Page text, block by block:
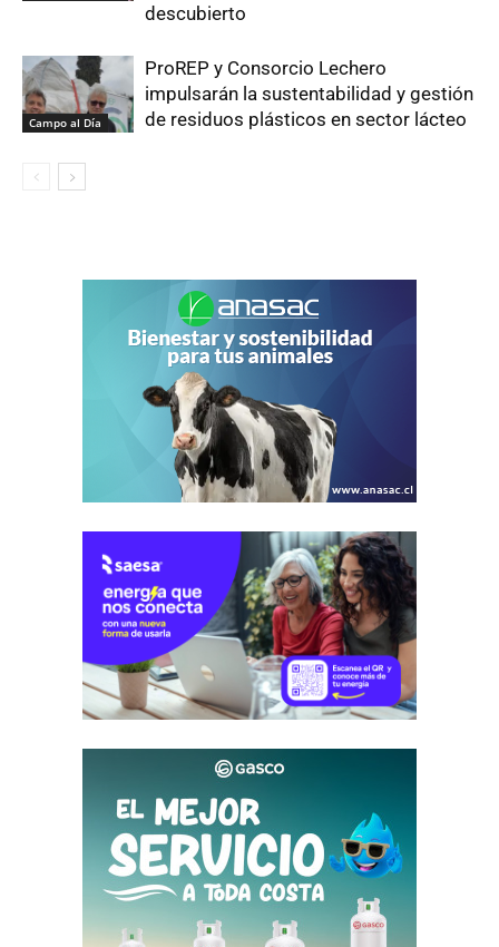
descubierto
Campo al Día
ProREP y Consorcio Lechero
impulsarán la sustentabilidad y gestión
de residuos plásticos en sector lácteo